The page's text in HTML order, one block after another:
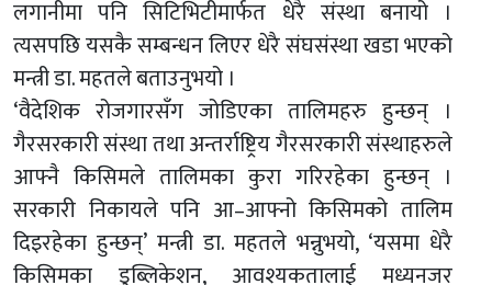
लगानीमा पनि सिटिभिटीमार्फत धेरै संस्था बनायो ।
त्यसपछि यसकै सम्बन्धन लिएर धेरै संघसंस्था खडा भएको
मन्त्री डा. महतले बताउनुभयो ।
‘वैदेशिक रोजगारसँग जोडिएका तालिमहरु हुन्छन् ।
गैरसरकारी संस्था तथा अन्तर्राष्ट्रिय गैरसरकारी संस्थाहरुले
आफ्नै किसिमले तालिमका कुरा गरिरहेका हुन्छन् ।
सरकारी निकायले पनि आ–आफ्नो किसिमको तालिम
दिइरहेका हुन्छन्’ मन्त्री डा. महतले भन्नुभयो, ‘यसमा धेरै
किसिमका डुब्लिकेशन, आवश्यकतालाई मध्यनजर